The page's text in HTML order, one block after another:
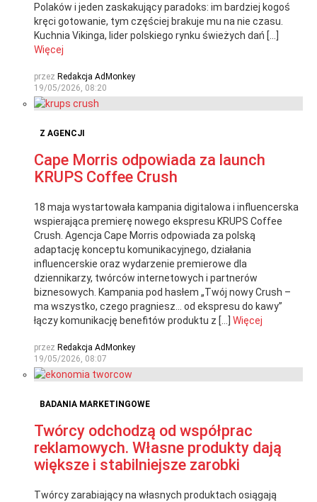
Polaków i jeden zaskakujący paradoks: im bardziej kogoś
kręci gotowanie, tym częściej brakuje mu na nie czasu.
Kuchnia Vikinga, lider polskiego rynku świeżych dań […]
Więcej
przez Redakcja AdMonkey
19/05/2026, 08:20
Z AGENCJI
Cape Morris odpowiada za launch
KRUPS Coffee Crush
18 maja wystartowała kampania digitalowa i influencerska
wspierająca premierę nowego ekspresu KRUPS Coffee
Crush. Agencja Cape Morris odpowiada za polską
adaptację konceptu komunikacyjnego, działania
influencerskie oraz wydarzenie premierowe dla
dziennikarzy, twórców internetowych i partnerów
biznesowych. Kampania pod hasłem „Twój nowy Crush –
ma wszystko, czego pragniesz… od ekspresu do kawy”
łączy komunikację benefitów produktu z […] Więcej
przez Redakcja AdMonkey
19/05/2026, 08:07
BADANIA MARKETINGOWE
Twórcy odchodzą od współprac
reklamowych. Własne produkty dają
większe i stabilniejsze zarobki
Twórcy zarabiający na własnych produktach osiągają